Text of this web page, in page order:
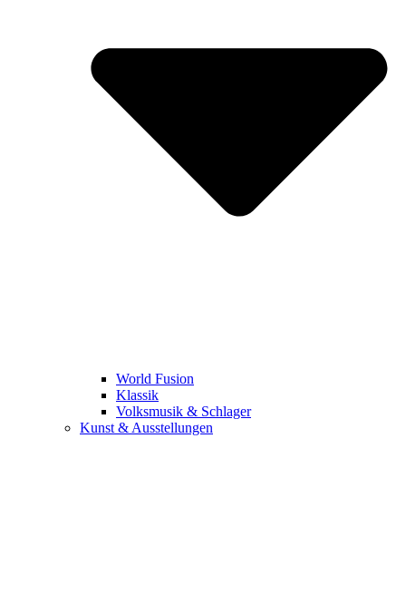
World Fusion
Klassik
Volksmusik & Schlager
Kunst & Ausstellungen